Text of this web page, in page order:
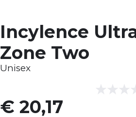
Incylence
Zone Two
Unisex
€ 20,17